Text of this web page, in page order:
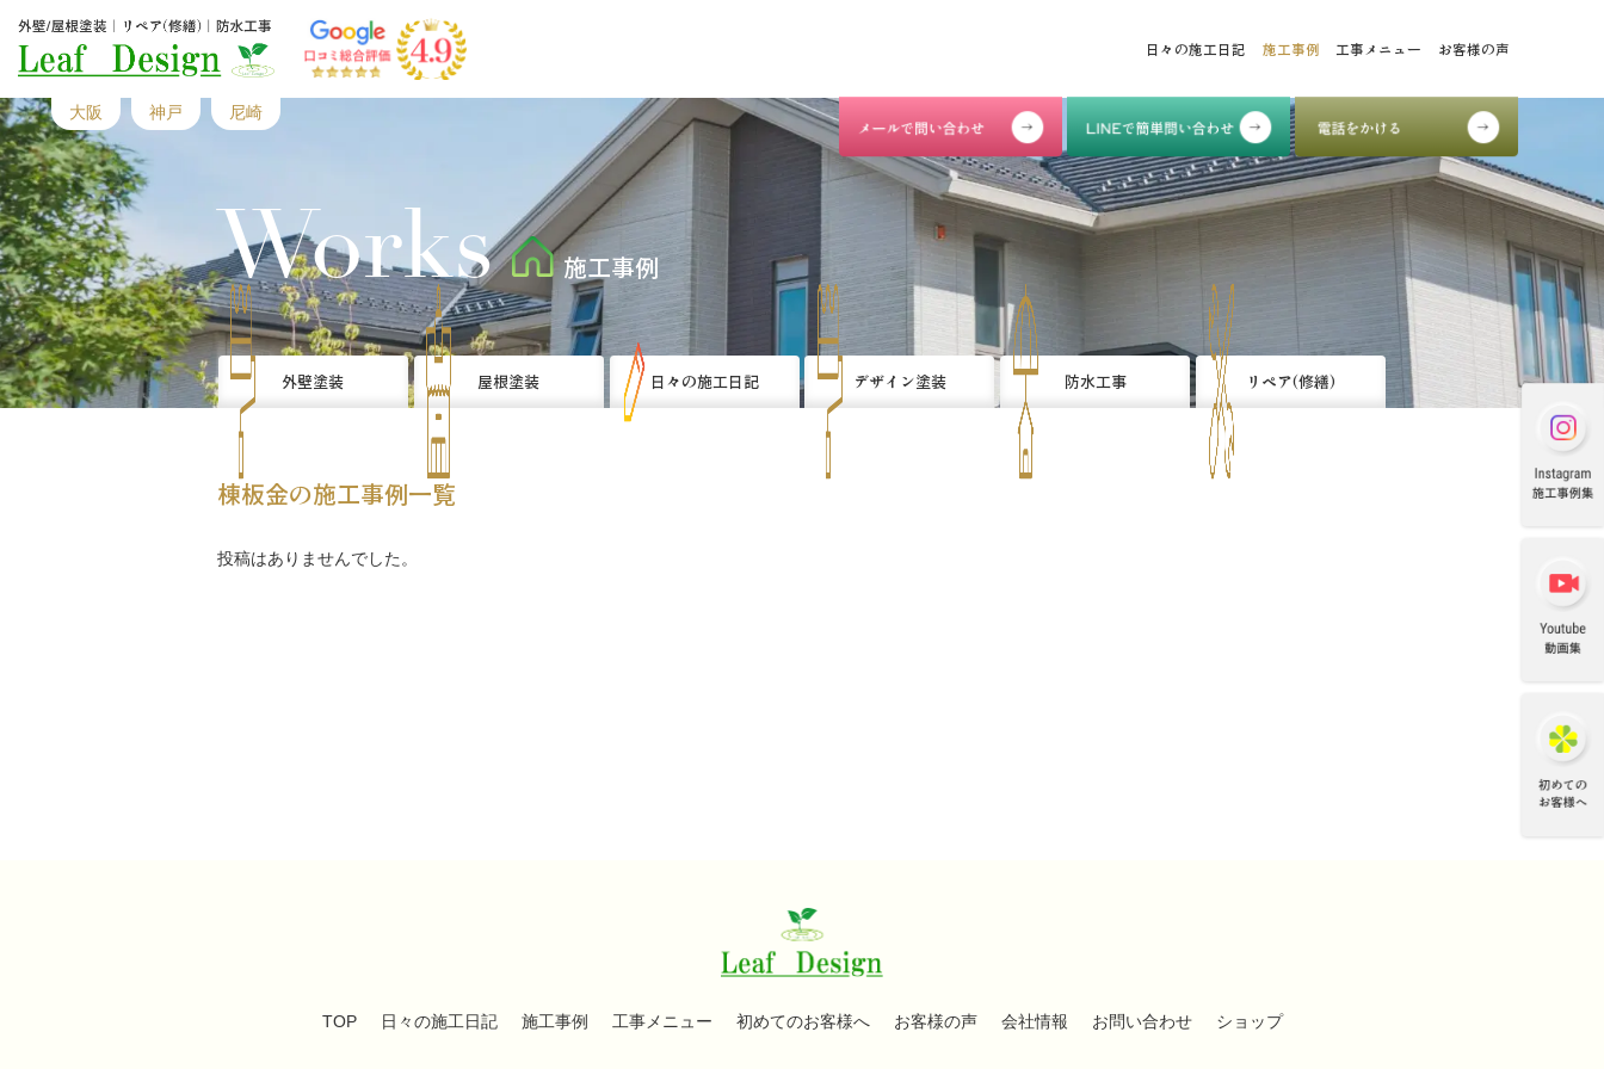
日々の施工日記 施工事例 工事メニュー お客様の声
大阪 神戸 尼崎
Works 施工事例
外壁塗装 屋根塗装 日々の施工日記 デザイン塗装 防水工事 リペア(修繕)
棟板金の施工事例一覧
投稿はありませんでした。
TOP 日々の施工日記 施工事例 工事メニュー 初めてのお客様へ お客様の声 会社情報 お問い合わせ ショップ